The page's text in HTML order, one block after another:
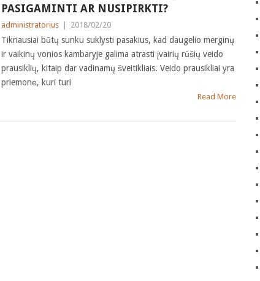
PASIGAMINTI AR NUSIPIRKTI?
administratorius 2018/02/20
Tikriausiai būtų sunku suklysti pasakius, kad daugelio merginų
ir vaikinų vonios kambaryje galima atrasti įvairių rūšių veido
prausiklių, kitaip dar vadinamų šveitikliais. Veido prausikliai yra
priemonė, kuri turi
Read More